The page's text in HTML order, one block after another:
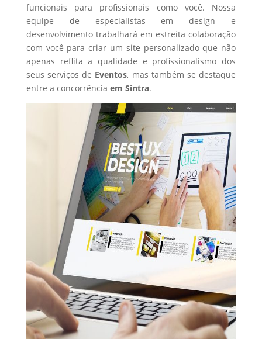
funcionais para profissionais como você. Nossa
equipe de especialistas em design e
desenvolvimento trabalhará em estreita colaboração
com você para criar um site personalizado que não
apenas reflita a qualidade e profissionalismo dos
seus serviços de Eventos, mas também se destaque
entre a concorrência em Sintra.